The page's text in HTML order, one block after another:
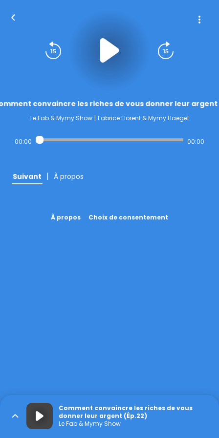
convaincre les riches de vous donner leur argent
Le Fab & Mymy Show | Fabrice Florent & Mymy Haegel
00:00 00:00
Suivant | À propos
À propos Choix de consentement
Comment convaincre les riches de vous
donner leur argent (Ép.22)
Le Fab & Mymy Show